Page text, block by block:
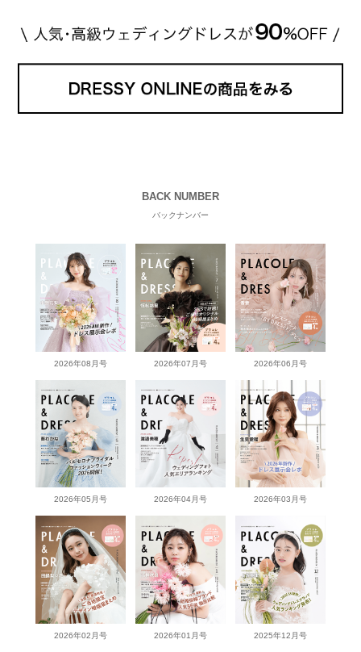
BACK NUMBER
バックナンバー
2026年08月号 2026年07月号 2026年06月号
2026年05月号 2026年04月号 2026年03月号
2026年02月号 2026年01月号 2025年12月号